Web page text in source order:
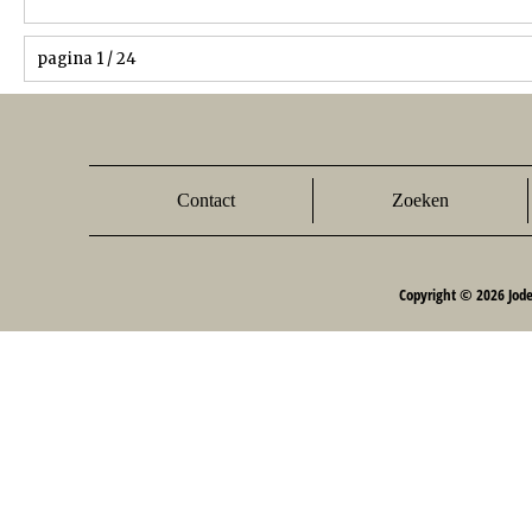
pagina 1 / 24
Contact Zoeken
Copyright © 2026